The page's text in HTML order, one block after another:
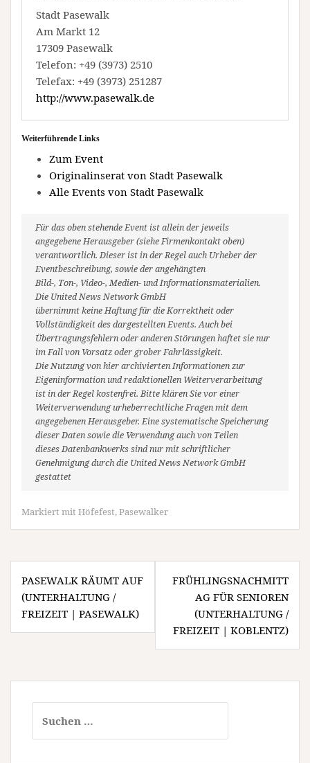
Stadt Pasewalk
Am Markt 12
17309 Pasewalk
Telefon: +49 (3973) 2510
Telefax: +49 (3973) 251287
http://www.pasewalk.de
Weiterführende Links
Zum Event
Originalinserat von Stadt Pasewalk
Alle Events von Stadt Pasewalk
Für das oben stehende Event ist allein der jeweils
angegebene Herausgeber (siehe Firmenkontakt oben)
verantwortlich. Dieser ist in der Regel auch Urheber der
Eventbeschreibung, sowie der angehängten
Bild-, Ton-, Video-, Medien- und Informationsmaterialien.
Die United News Network GmbH
übernimmt keine Haftung für die Korrektheit oder
Vollständigkeit des dargestellten Events. Auch bei
Übertragungsfehlern oder anderen Störungen haftet sie nur
im Fall von Vorsatz oder grober Fahrlässigkeit.
Die Nutzung von hier archivierten Informationen zur
Eigeninformation und redaktionellen Weiterverarbeitung
ist in der Regel kostenfrei. Bitte klären Sie vor einer
Weiterverwendung urheberrechtliche Fragen mit dem
angegebenen Herausgeber. Eine systematische Speicherung
dieser Daten sowie die Verwendung auch von Teilen
dieses Datenbankwerks sind nur mit schriftlicher
Genehmigung durch die United News Network GmbH
gestattet
Markiert mit Höfefest,Pasewalker
Beitragsnavigation
PASEWALK RÄUMT AUF
(UNTERHALTUNG /
FREIZEIT | PASEWALK)
FRÜHLINGSNACHMITT
AG FÜR SENIOREN
(UNTERHALTUNG /
FREIZEIT | KOBLENTZ)
nach: